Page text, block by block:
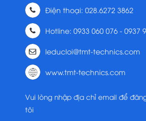
Điện thoại: 028.6272 3862
Hotline: 0933 060 076 - 0937
leducloi@tmt-technics.com
www.tmt-technics.com
Vui lòng nhập địa chỉ email để
tôi